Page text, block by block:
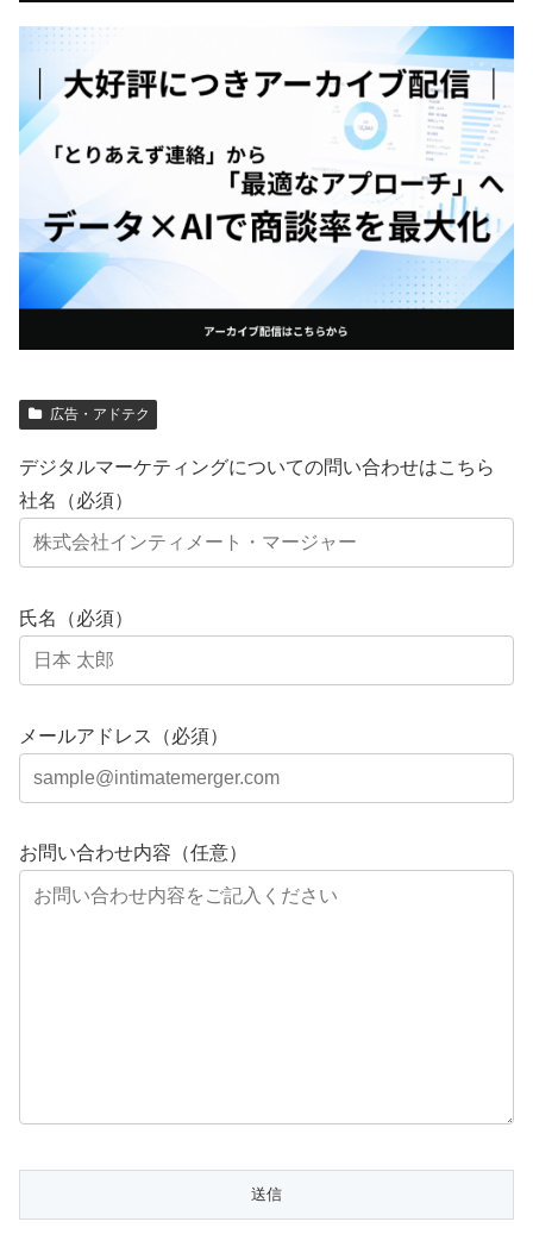
広告・アドテク
デジタルマーケティングについての問い合わせはこちら
社名（必須）
氏名（必須）
メールアドレス（必須）
お問い合わせ内容（任意）